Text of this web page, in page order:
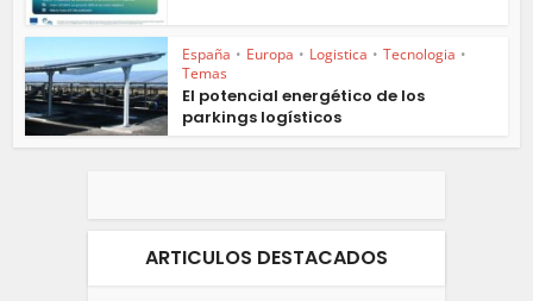
España • Europa • Logistica • Tecnologia •
Temas
El potencial energético de los
parkings logísticos
ARTICULOS DESTACADOS